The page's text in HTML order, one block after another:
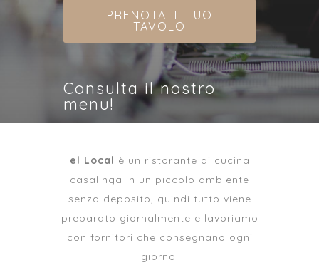
PRENOTA IL TUO
TAVOLO
Consulta il nostro
menu!
el Local è un ristorante di cucina
casalinga in un piccolo ambiente
senza deposito, quindi tutto viene
preparato giornalmente e lavoriamo
con fornitori che consegnano ogni
giorno.